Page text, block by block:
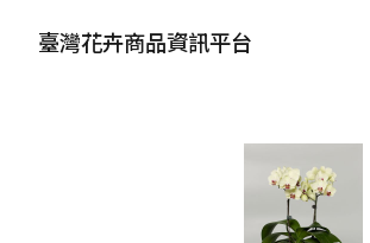
臺灣花卉商品資訊平台